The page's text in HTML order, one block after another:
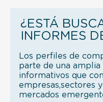
¿ESTÁ
INFORMES
Los perfiles de
parte de una amplia
informativos que
empresas,sectores
mercados